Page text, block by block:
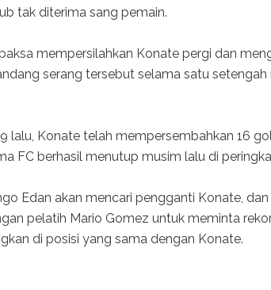
tak diterima sang pemain.
mempersilahkan Konate pergi dan
serang tersebut selama satu
lalu, Konate telah mempersembahkan 16
FC berhasil menutup musim lalu di
Edan akan mencari pengganti Konate,
pelatih Mario Gomez untuk meminta
di posisi yang sama dengan Konate.